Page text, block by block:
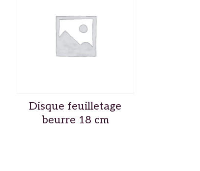
Disque feuilletage
beurre 18 cm